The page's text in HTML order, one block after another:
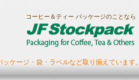
コーヒー＆ティー パッケージのことなら
ケージ・袋・ラベルなど取り揃えています。